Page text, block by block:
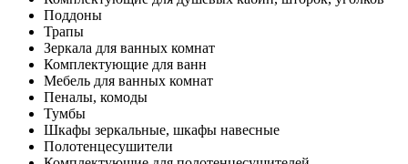
Поддоны
Трапы
Зеркала для ванных комнат
Комплектующие для ванн
Мебель для ванных комнат
Пеналы, комоды
Тумбы
Шкафы зеркальные, шкафы навесные
Полотенцесушители